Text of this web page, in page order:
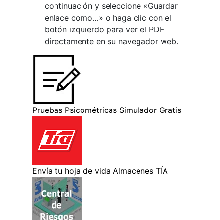
continuación y seleccione «Guardar
enlace como…» o haga clic con el
botón izquierdo para ver el PDF
directamente en su navegador web.